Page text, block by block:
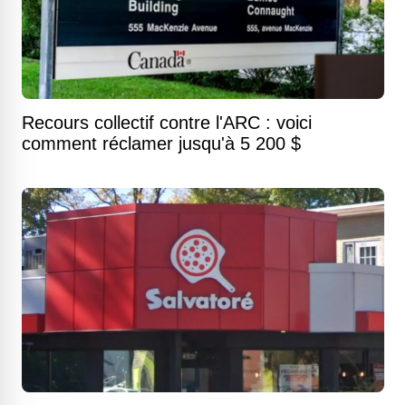
Recours collectif contre l'ARC : voici
comment réclamer jusqu'à 5 200 $